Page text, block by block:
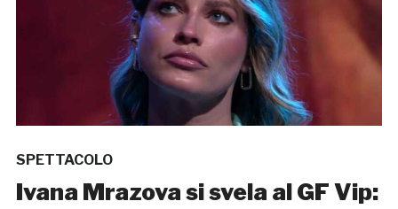
SPETTACOLO
Ivana Mrazova si svela al GF Vip: